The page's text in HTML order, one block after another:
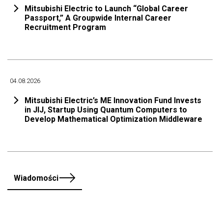
Mitsubishi Electric to Launch “Global Career
Passport,” A Groupwide Internal Career
Recruitment Program
04.08.2026
Mitsubishi Electric’s ME Innovation Fund Invests
in JIJ, Startup Using Quantum Computers to
Develop Mathematical Optimization Middleware
Wiadomości